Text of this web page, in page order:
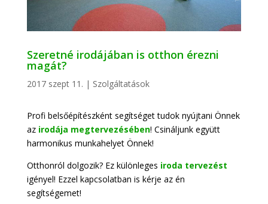
Szeretné irodájában is otthon érezni
magát?
2017 szept 11. | Szolgáltatások
Profi belsőépítészként segítséget tudok nyújtani Önnek
az irodája megtervezésében! Csináljunk együtt
harmonikus munkahelyet Önnek!
Otthonról dolgozik? Ez különleges iroda tervezést
igényel! Ezzel kapcsolatban is kérje az én
segítségemet!